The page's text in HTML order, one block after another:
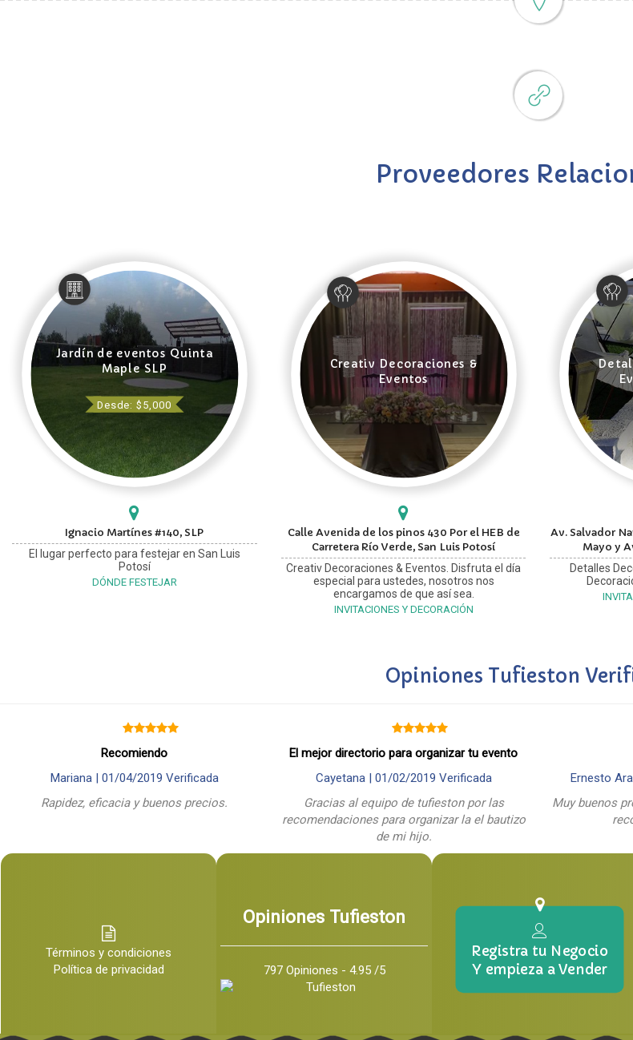
Proveedores
Jardín de eventos Quinta
Maple SLP
Desde: $5,000
Ignacio Martínes #140, SLP
El lugar perfecto para festejar en San Luis
Potosí
DÓNDE FESTEJAR
Creativ Decoraciones &
Eventos
Calle Avenida de los pinos 430 Por el HEB de
Carretera Río Verde, San Luis Potosí
Creativ Decoraciones & Eventos. Disfruta el día
especial para ustedes, nosotros nos
encargamos de que así sea.
INVITACIONES Y DECORACIÓN
Av. Salvador
Mayo y
Detalles
Opiniones Tufieston
Recomiendo
Mariana | 01/04/2019 Verificada
Rapidez, eficacia y buenos precios.
El mejor directorio para organizar tu evento
Cayetana | 01/02/2019 Verificada
Gracias al equipo de tufieston por las
recomendaciones para organizar la el bautizo
de mi hijo.
Ernesto
Muy buenos
Términos y condiciones
Política de privacidad
Opiniones Tufieston
797 Opiniones - 4.95 /5
Registra tu Negocio
Y empieza a Vender